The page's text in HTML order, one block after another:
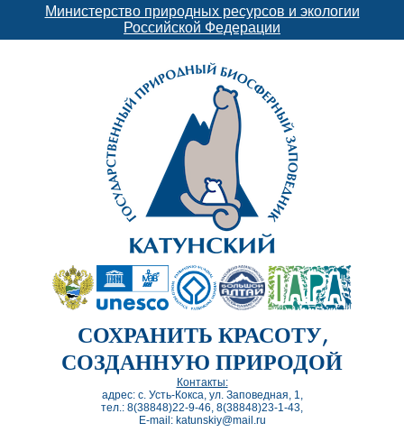
Министерство природных ресурсов и экологии
Российской Федерации
СОХРАНИТЬ КРАСОТУ,
СОЗДАННУЮ ПРИРОДОЙ
Контакты:
адрес: с. Усть-Кокса, ул. Заповедная, 1,
тел.: 8(38848)22-9-46, 8(38848)23-1-43,
E-mail: katunskiy@mail.ru